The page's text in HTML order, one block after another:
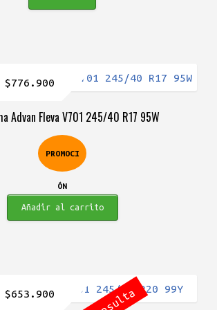
Advan Fleva V701 245/40 R17 95W
PROMOCI
ÓN
El
$845.900.
$776.900
actual
es:
$776.900.
Añadir al carrito
El$653.900